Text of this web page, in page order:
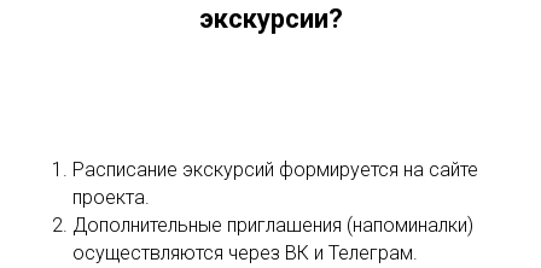
экскурсии?
Расписание экскурсий формируется на сайте
проекта.
Дополнительные приглашения (напоминалки)
осуществляются через ВК и Телеграм.